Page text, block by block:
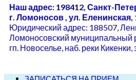
Наш адрес: 198412, Санкт-
г. Ломоносов , ул. Еленинская,
Юридический адрес: 188507,
Ломоносовский муниципальный
гп. Новоселье, наб. реки Кикенки,